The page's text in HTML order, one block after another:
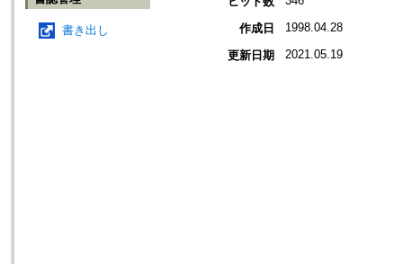
書き出し 作成日 1998.04.28
更新日期 2021.05.19